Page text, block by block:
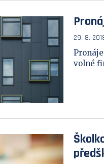
29. 8.
volné